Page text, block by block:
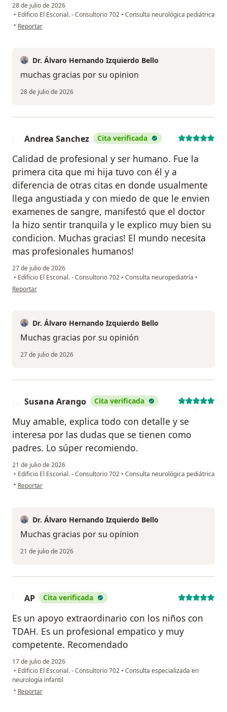
28 de julio de 2026
• Edificio El Escorial. - Consultorio 702 • Consulta neurológica pediátrica
• en opinión del usuario Ángela María Vélez
Reportar
Dr. Álvaro Hernando Izquierdo Bello
muchas gracias por su opinion
28 de julio de 2026
Andrea Sanchez Cita verificada
Calidad de profesional y ser humano. Fue la
primera cita que mi hija tuvo con él y a
diferencia de otras citas en donde usualmente
llega angustiada y con miedo de que le envien
examenes de sangre, manifestó que el doctor
la hizo sentir tranquila y le explico muy bien su
condicion. Muchas gracias! El mundo necesita
mas profesionales humanos!
27 de julio de 2026
• Edificio El Escorial. - Consultorio 702 • Consulta neuropediatría •
en opinión del usuario Andrea Sanchez
Reportar
Dr. Álvaro Hernando Izquierdo Bello
Muchas gracias por su opinión
27 de julio de 2026
Susana Arango Cita verificada
Muy amable, explica todo con detalle y se
interesa por las dudas que se tienen como
padres. Lo súper recomiendo.
21 de julio de 2026
• Edificio El Escorial. - Consultorio 702 • Consulta neurológica pediátrica
• en opinión del usuario Susana Arango
Reportar
Dr. Álvaro Hernando Izquierdo Bello
Muchas gracias por su opinion
21 de julio de 2026
AP Cita verificada
Es un apoyo extraordinario con los niños con
TDAH. Es un profesional empatico y muy
competente. Recomendado
17 de julio de 2026
• Edificio El Escorial. - Consultorio 702 • Consulta especializada en
neurología infantil
• en opinión del usuario AP
Reportar